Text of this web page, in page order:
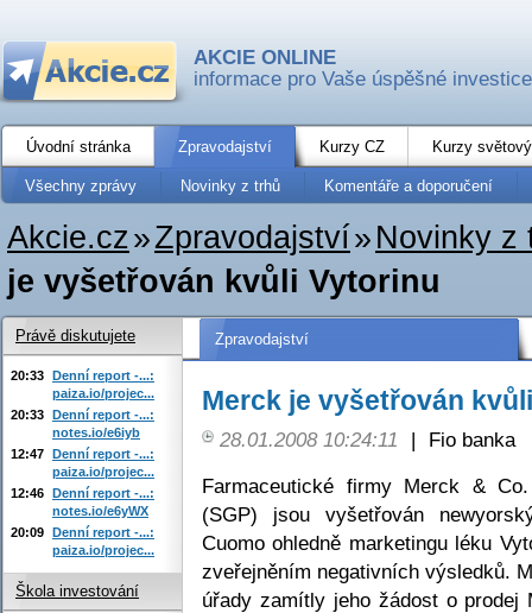
AKCIE ONLINE
informace pro Vaše úspěšné investice
Úvodní stránka Zpravodajství Kurzy CZ Kurzy
Všechny zprávy Novinky z trhů Komentáře a doporučení
Akcie.cz»Zpravodajství» Novinky z
je vyšetřován kvůli Vytorinu
Zpravodajství
Merck je vyšetřován
28.01.2008 10:24:11 |
Fio banka
Farmaceutické firmy Merck &
(SGP) jsou vyšetřován
Cuomo ohledně marketingu léku
zveřejněním negativních výsledků.
úřady zamítly jeho žádost o prodej
Právě diskutujete
20:33 Denní report -...:
paiza.io/projec...
20:33 Denní report -...:
notes.io/e6iyb
12:47 Denní report -...:
paiza.io/projec...
12:46 Denní report -...:
notes.io/e6yWX
20:09 Denní report -...:
paiza.io/projec...
Škola investování